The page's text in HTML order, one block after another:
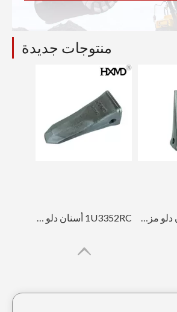
منتوجات جديدة
1U3352RC أسنان دلو مزورة 1U3352 أسنان دلو مزورة